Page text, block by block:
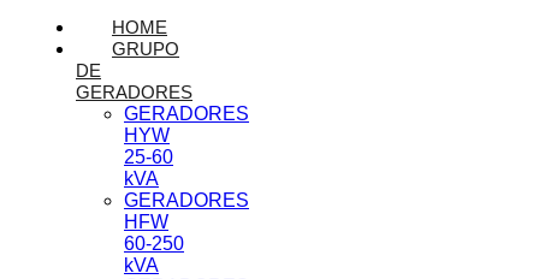
HOME
GRUPO
DE
GERADORES
GERADORES
HYW
25-60
kVA
GERADORES
HFW
60-250
kVA